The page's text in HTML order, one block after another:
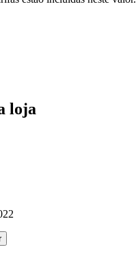
loja